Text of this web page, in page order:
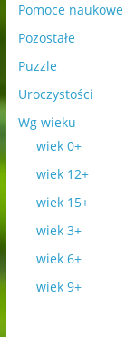
Pomoce naukowe
Pozostałe
Puzzle
Uroczystości
Wg wieku
wiek 0+
wiek 12+
wiek 15+
wiek 3+
wiek 6+
wiek 9+